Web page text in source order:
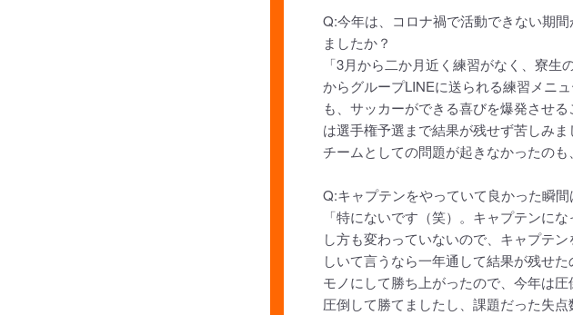
Q:今年は、コロナ禍で活動できない期
ましたか？
「3月から二か月近く練習がなく、寮
からグループLINEに送られる練習メニ
も、サッカーができる喜びを爆発させ
は選手権予選まで結果が残せず苦しみ
チームとしての問題が起きなかったのも
Q:キャプテンをやっていて良かった瞬間
「特にないです（笑）。キャプテンに
し方も変わっていないので、キャプテ
しいて言うなら一年通して結果が残せ
モノにして勝ち上がったので、今年は
圧倒して勝てましたし、課題だった失